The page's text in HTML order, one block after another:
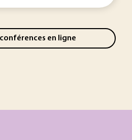
en ligne